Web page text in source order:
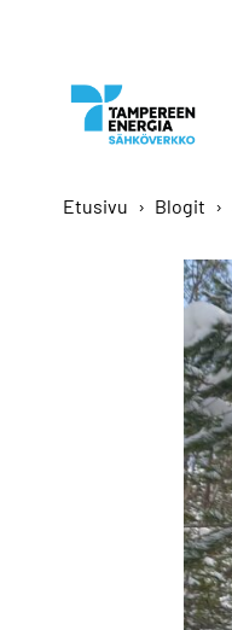
Etusivu › Blogit ›